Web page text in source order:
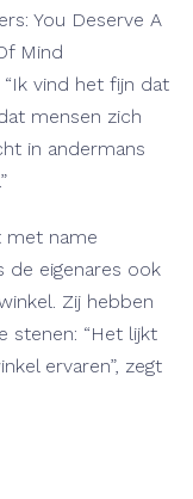
You Deserve A
Mind
vind het fijn dat
mensen zich
in andermans
met name
de eigenares ook
Zij hebben
stenen: “Het lijkt
ervaren”, zegt